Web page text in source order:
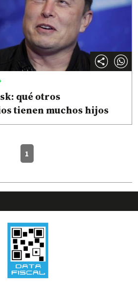
qué otros
tienen muchos hijos
1